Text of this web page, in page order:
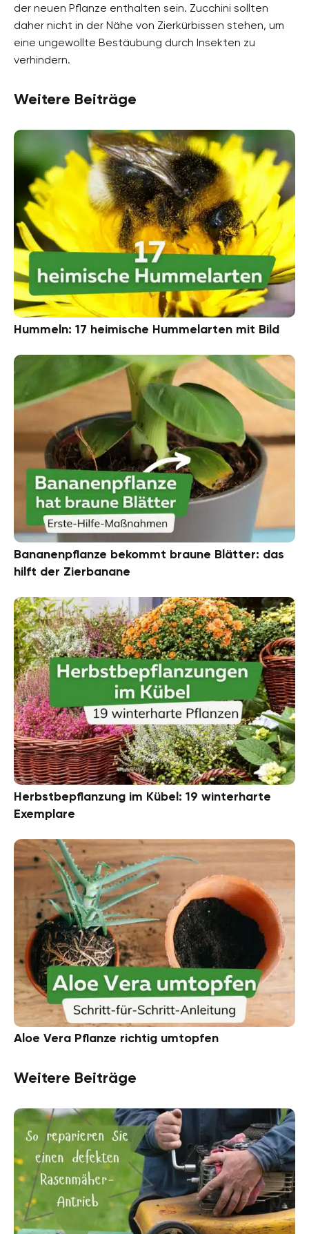
der neuen Pflanze enthalten sein. Zucchini sollten
daher nicht in der Nähe von Zierkürbissen stehen, um
eine ungewollte Bestäubung durch Insekten zu
verhindern.
Weitere Beiträge
Hummeln: 17 heimische Hummelarten mit Bild
Bananenpflanze bekommt braune Blätter: das
hilft der Zierbanane
Herbstbepflanzung im Kübel: 19 winterharte
Exemplare
Aloe Vera Pflanze richtig umtopfen
Weitere Beiträge